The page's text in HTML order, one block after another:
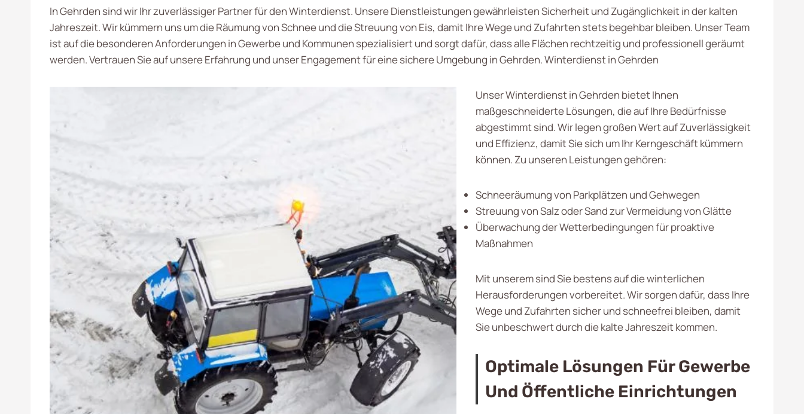
In Gehrden sind wir Ihr zuverlässiger Partner für den Winterdienst. Unsere Dienstleistungen gewährleisten Sicherheit und Zugänglichkeit in der kalten
Jahreszeit. Wir kümmern uns um die Räumung von Schnee und die Streuung von Eis, damit Ihre Wege und Zufahrten stets begehbar bleiben. Unser Team
ist auf die besonderen Anforderungen in Gewerbe und Kommunen spezialisiert und sorgt dafür, dass alle Flächen rechtzeitig und professionell geräumt
werden. Vertrauen Sie auf unsere Erfahrung und unser Engagement für eine sichere Umgebung in Gehrden. Winterdienst in Gehrden
Unser Winterdienst in Gehrden bietet Ihnen
maßgeschneiderte Lösungen, die auf Ihre Bedürfnisse
abgestimmt sind. Wir legen großen Wert auf Zuverlässigkeit
und Effizienz, damit Sie sich um Ihr Kerngeschäft kümmern
können. Zu unseren Leistungen gehören:
Schneeräumung von Parkplätzen und Gehwegen
Streuung von Salz oder Sand zur Vermeidung von Glätte
Überwachung der Wetterbedingungen für proaktive
Maßnahmen
Mit unserem sind Sie bestens auf die winterlichen
Herausforderungen vorbereitet. Wir sorgen dafür, dass Ihre
Wege und Zufahrten sicher und schneefrei bleiben, damit
Sie unbeschwert durch die kalte Jahreszeit kommen.
Optimale Lösungen Für Gewerbe
Und Öffentliche Einrichtungen